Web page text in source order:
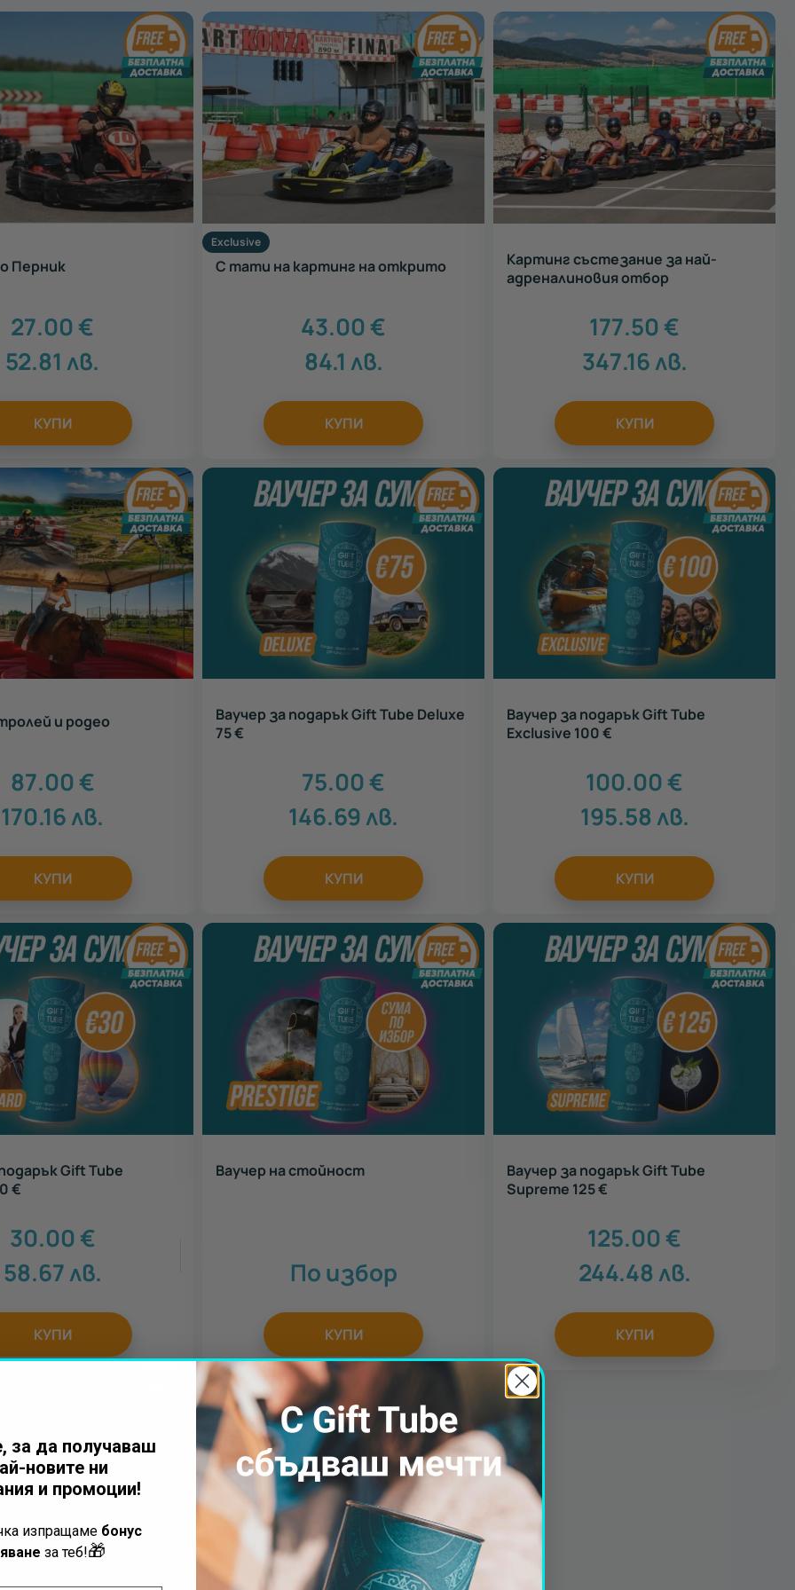
Перник
27.00€
52.81 лв.
КУПИ
Exclusive
С тати на картинг на открито
43.00€
84.1 лв.
КУПИ
Картинг състезание за най-
адреналиновия отбор
177.50€
347.16лв.
КУПИ
и родео
87.00€
170.16лв.
КУПИ
Ваучер за подарък Gift Tube Deluxe
75 €
75.00€
146.69лв.
КУПИ
Ваучер за подарък Gift Tube
Exclusive 100 €
100.00€
195.58лв.
КУПИ
Gift Tube
€
30.00€
58.67лв.
КУПИ
Ваучер на стойност
По избор
КУПИ
Ваучер за подарък Gift Tube
Supreme 125 €
125.00€
244.48лв.
КУПИ
за да получаваш
новите ни
и промоции!
изпращаме бонус
за теб!🎁